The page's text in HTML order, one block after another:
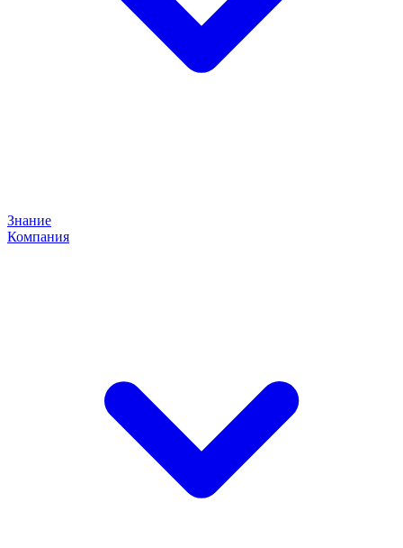
Знание
Компания